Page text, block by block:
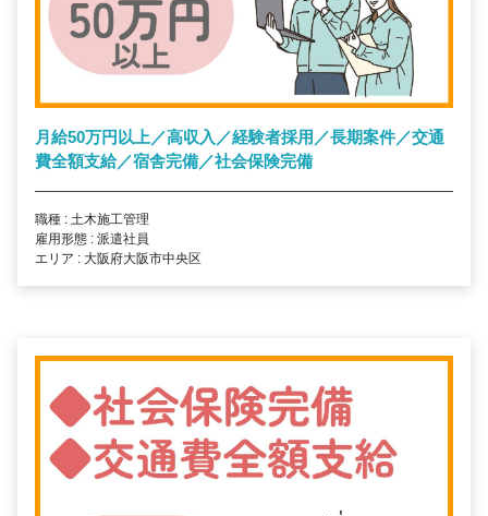
月給50万円以上／高収入／経験者採用／長期案件／交通
費全額支給／宿舎完備／社会保険完備
職種 : 土木施工管理
雇用形態 : 派遣社員
エリア : 大阪府大阪市中央区